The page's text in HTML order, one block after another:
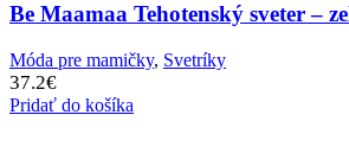
Be Maamaa Tehotenský sveter –
Móda pre mamičky, Svetríky
37.2€
Pridať do košíka